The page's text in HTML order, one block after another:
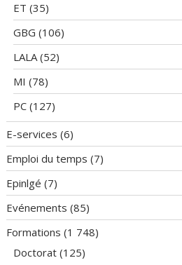
ET (35)
GBG (106)
LALA(52)
MI (78)
PC (127)
E-services (6)
Emploi du temps (7)
Epinlgé (7)
Evénements (85)
Formations (1 748)
Doctorat (125)